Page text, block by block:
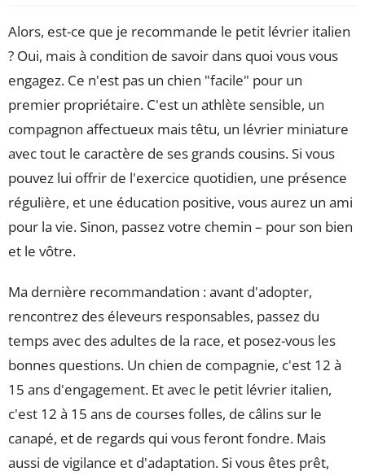
Alors, est-ce que je recommande le petit lévrier italien
? Oui, mais à condition de savoir dans quoi vous vous
engagez. Ce n'est pas un chien "facile" pour un
premier propriétaire. C'est un athlète sensible, un
compagnon affectueux mais têtu, un lévrier miniature
avec tout le caractère de ses grands cousins. Si vous
pouvez lui offrir de l'exercice quotidien, une présence
régulière, et une éducation positive, vous aurez un ami
pour la vie. Sinon, passez votre chemin – pour son bien
et le vôtre.
Ma dernière recommandation : avant d'adopter,
rencontrez des éleveurs responsables, passez du
temps avec des adultes de la race, et posez-vous les
bonnes questions. Un chien de compagnie, c'est 12 à
15 ans d'engagement. Et avec le petit lévrier italien,
c'est 12 à 15 ans de courses folles, de câlins sur le
canapé, et de regards qui vous feront fondre. Mais
aussi de vigilance et d'adaptation. Si vous êtes prêt,